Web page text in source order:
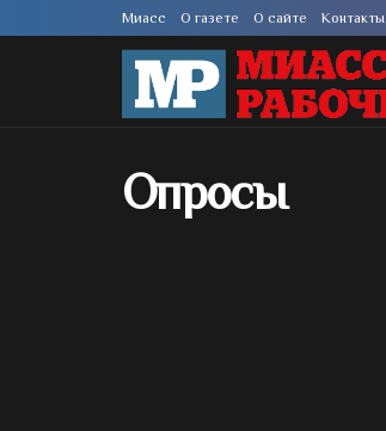
Миасс О газете О сайте Контакты
Опросы